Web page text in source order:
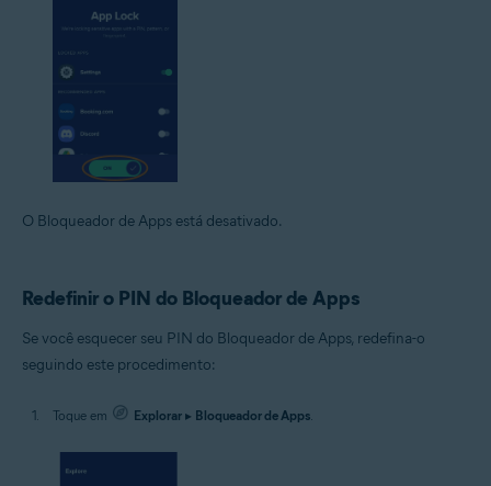
O Bloqueador de Apps está desativado.
Redefinir o PIN do Bloqueador de Apps
Se você esquecer seu PIN do Bloqueador de Apps, redefina-o
seguindo este procedimento:
Toque em Explorar ▸ Bloqueador de Apps